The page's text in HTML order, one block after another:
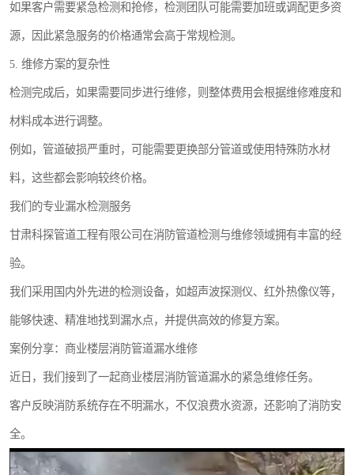
如果客户需要紧急检测和抢修，检测团队可能需要加班或调配更多资
源，因此紧急服务的价格通常会高于常规检测。
5. 维修方案的复杂性
检测完成后，如果需要同步进行维修，则整体费用会根据维修难度和
材料成本进行调整。
例如，管道破损严重时，可能需要更换部分管道或使用特殊防水材
料，这些都会影响较终价格。
我们的专业漏水检测服务
甘肃科探管道工程有限公司在消防管道检测与维修领域拥有丰富的经
验。
我们采用国内外先进的检测设备，如超声波探测仪、红外热像仪等，
能够快速、精准地找到漏水点，并提供高效的修复方案。
案例分享：商业楼层消防管道漏水维修
近日，我们接到了一起商业楼层消防管道漏水的紧急维修任务。
客户反映消防系统存在不明漏水，不仅浪费水资源，还影响了消防安
全。